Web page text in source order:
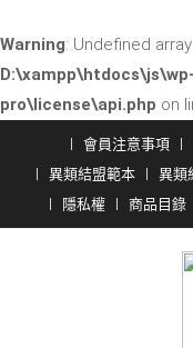
Warning: Undefined
pro\license\api.php on
content
會員注意事項
異類結盟範本
異類
隱私權
商品目錄